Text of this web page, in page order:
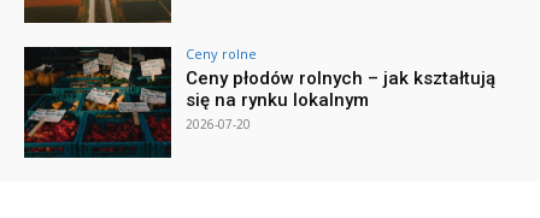
Ceny rolne
Ceny płodów rolnych – jak kształtują
się na rynku lokalnym
2026-07-20